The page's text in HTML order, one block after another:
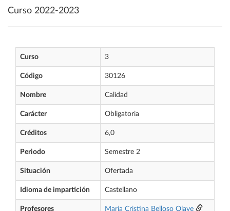
Curso 2022-2023
Curso 3
Código 30126
Nombre Calidad
Carácter Obligatoria
Créditos 6,0
Periodo Semestre 2
Situación Ofertada
Idioma de impartición Castellano
Profesores Maria Cristina Belloso Olave